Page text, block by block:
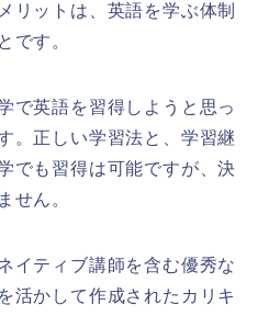
リットは、英語を学ぶ体制
です。
で英語を習得しようと思っ
。正しい学習法と、学習継
でも習得は可能ですが、決
せん。
イティブ講師を含む優秀な
活かして作成されたカリキ